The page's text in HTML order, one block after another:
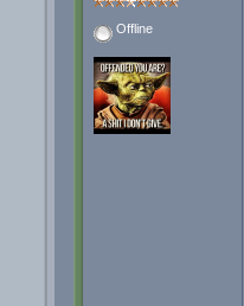
Offline